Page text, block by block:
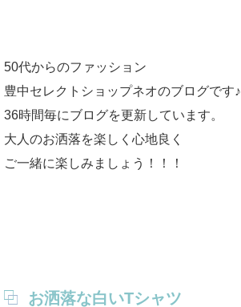
50代からのファッション
豊中セレクトショップネオのブログです♪
36時間毎にブログを更新しています。
大人のお洒落を楽しく心地良く
ご一緒に楽しみましょう！！！
お洒落な白いTシャツ